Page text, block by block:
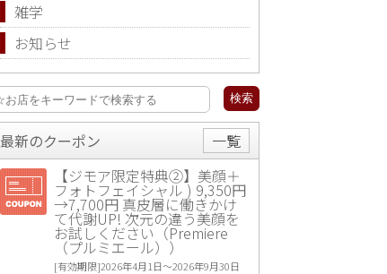
雑学
お知らせ
最新のクーポン
一覧
【ジモア限定特典②】美顔＋
フォトフェイシャル ) 9,350円
→7,700円 真皮層に働きかけ
て代謝UP! 次元の違う美顔を
お試しください（Premiere
（プルミエール））
[有効期限]2026年4月1日〜2026年9月30日